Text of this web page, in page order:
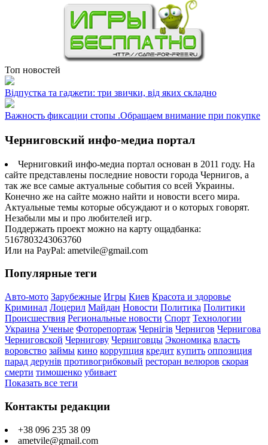
Топ новостей
Відпустка та гаджети: три звички, від яких складно
Важность фиксации стопы .Обращаем внимание при покупке
Черниговский инфо-медиа портал
Черниговкий инфо-медиа портал основан в 2011 году. На
сайте представлены последние новости города Чернигов, а
так же все самые актуальные события со всей Украины.
Конечно же на сайте можно найти и новости всего мира.
Актуальные темы которые обсуждают и о которых говорят.
Незабыли мы и про любителей игр.
Поддержать проект можно на карту ощадбанка:
5167803243063760
Или на PayPal: ametvile@gmail.com
Популярные теги
Авто-мото Зарубежные Игры Киев Красота и здоровье
Криминал Лоцерил Майдан Новости Политика Политики
Происшествия Региональные новости Спорт Технологии
Украина Ученые Фоторепортаж Чернігів Чернигов Чернигова
Черниговской Чернигову Черниговцы Экономика власть
воровство займы кино коррупция кредит купить оппозиция
парад дерунів противогрибковый ресторан велюров скорая
смерти тимошенко убивает
Показать все теги
Контакты редакции
+38 096 235 38 09
ametvile@gmail.com